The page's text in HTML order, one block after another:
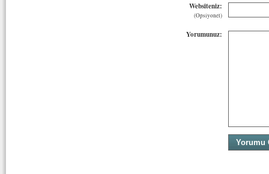
Websiteniz:
(Opsiyonel)
Yorumunuz: